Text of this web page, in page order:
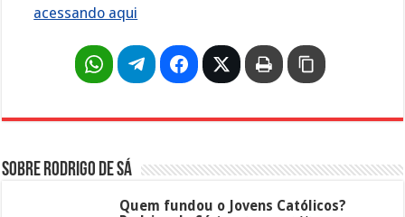
acessando aqui
Sobre Rodrigo de Sá
Quem fundou o Jovens Católicos?